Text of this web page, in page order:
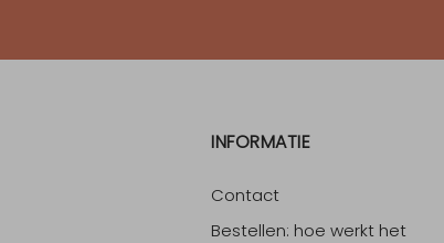
INFORMATIE
Contact
Bestellen: hoe werkt het